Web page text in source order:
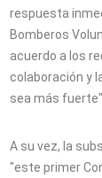
respuesta
Bomberos
acuerdo a los
colaboración y
sea más
A su vez, la
"este primer